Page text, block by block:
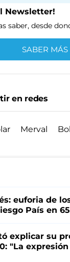
Newsletter!
saber, desde
SABER MÁS
en redes
Merval
euforia de
País en
explicar su
"La